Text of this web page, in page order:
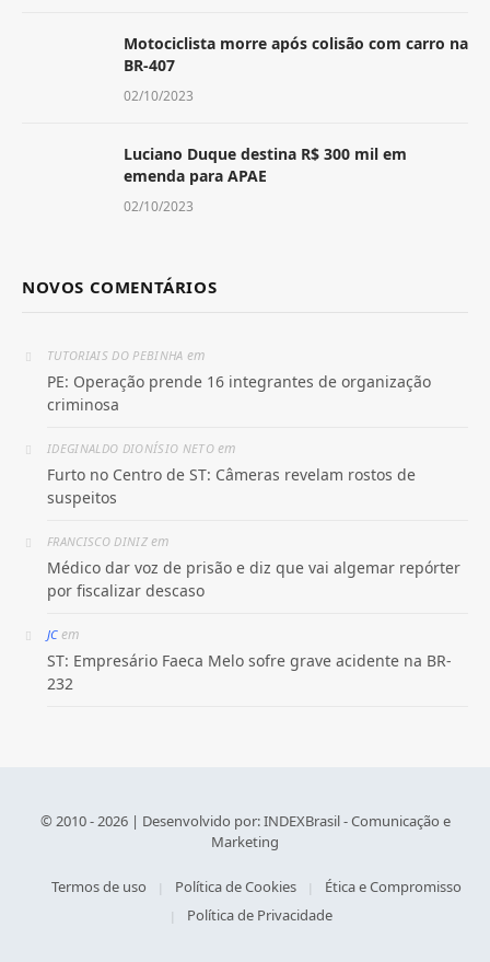
Motociclista morre após colisão com carro na
BR-407
02/10/2023
Luciano Duque destina R$ 300 mil em
emenda para APAE
02/10/2023
NOVOS COMENTÁRIOS
TUTORIAIS DO PEBINHA em
PE: Operação prende 16 integrantes de organização
criminosa
IDEGINALDO DIONÍSIO NETOem
Furto no Centro de ST: Câmeras revelam rostos de
suspeitos
FRANCISCO DINIZem
Médico dar voz de prisão e diz que vai algemar repórter
por fiscalizar descaso
JCem
ST: Empresário Faeca Melo sofre grave acidente na BR-
232
© 2010 - 2026 | Desenvolvido por:INDEXBrasil - Comunicação e
Marketing
Termos de uso Política de Cookies
Ética e Compromisso
Política de Privacidade